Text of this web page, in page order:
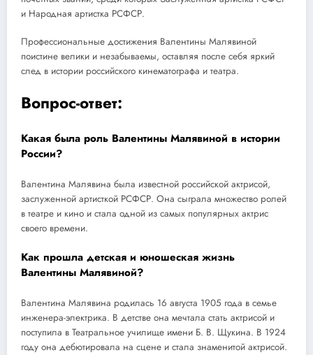
и Народная артистка РСФСР.
Профессиональные достижения Валентины Малявиной
поистине велики и незабываемы, оставляя после себя яркий
след в истории российского кинематографа и театра.
Вопрос-ответ:
Какая была роль Валентины Малявиной в истории
России?
Валентина Малявина была известной российской актрисой,
заслуженной артисткой РСФСР. Она сыграла множество ролей
в театре и кино и стала одной из самых популярных актрис
своего времени.
Как прошла детская и юношеская жизнь
Валентины Малявиной?
Валентина Малявина родилась 16 августа 1905 года в семье
инженера-электрика. В детстве она мечтала стать актрисой и
поступила в Театральное училище имени Б. В. Щукина. В 1924
году она дебютировала на сцене и стала знаменитой актрисой.